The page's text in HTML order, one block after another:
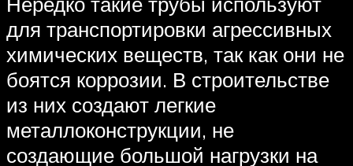
для транспортировки агрессивных
химических веществ, так как они не
боятся коррозии. В строительстве
из них создают легкие
металлоконструкции, не
создающие большой нагрузки на